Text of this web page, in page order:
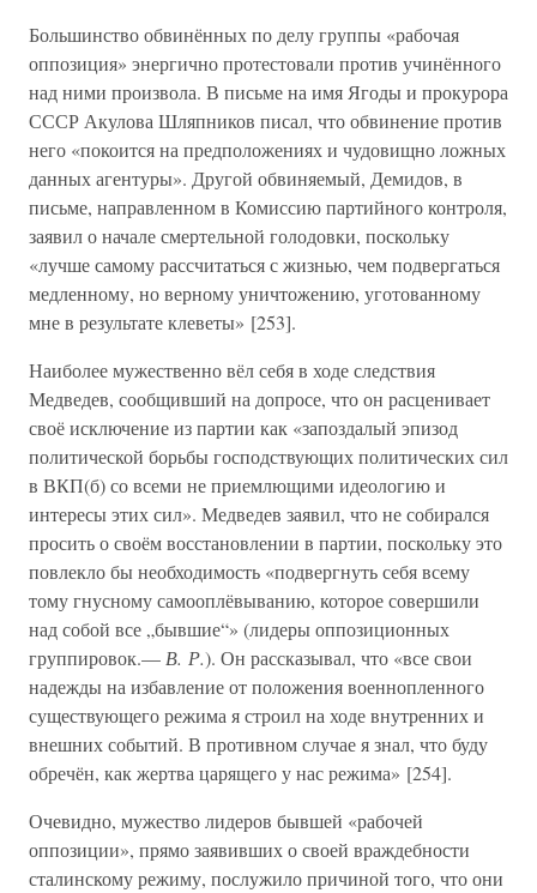
Большинство обвинённых по делу группы «рабочая
оппозиция» энергично протестовали против учинённого
над ними произвола. В письме на имя Ягоды и прокурора
СССР Акулова Шляпников писал, что обвинение против
него «покоится на предположениях и чудовищно ложных
данных агентуры». Другой обвиняемый, Демидов, в
письме, направленном в Комиссию партийного контроля,
заявил о начале смертельной голодовки, поскольку
«лучше самому рассчитаться с жизнью, чем подвергаться
медленному, но верному уничтожению, уготованному
мне в результате клеветы» [253].
Наиболее мужественно вёл себя в ходе следствия
Медведев, сообщивший на допросе, что он расценивает
своё исключение из партии как «запоздалый эпизод
политической борьбы господствующих политических сил
в ВКП(б) со всеми не приемлющими идеологию и
интересы этих сил». Медведев заявил, что не собирался
просить о своём восстановлении в партии, поскольку это
повлекло бы необходимость «подвергнуть себя всему
тому гнусному самооплёвыванию, которое совершили
над собой все „бывшие“» (лидеры оппозиционных
группировок.— В. Р.). Он рассказывал, что «все свои
надежды на избавление от положения военнопленного
существующего режима я строил на ходе внутренних и
внешних событий. В противном случае я знал, что буду
обречён, как жертва царящего у нас режима» [254].
Очевидно, мужество лидеров бывшей «рабочей
оппозиции», прямо заявивших о своей враждебности
сталинскому режиму, послужило причиной того, что они